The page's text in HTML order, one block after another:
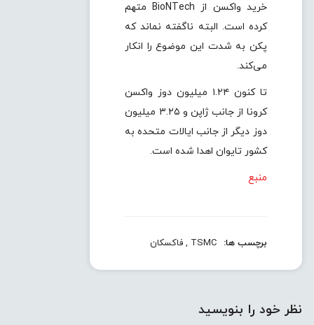
خرید واکسن از BioNTech متهم
کرده است. البته ناگفته نماند که
پکن به شدت این موضوع را انکار
می‌کند.
تا کنون ۱.۲۴ میلیون دوز واکسن
کرونا از جانب ژاپن و ۳.۲۵ میلیون
دوز دیگر از جانب ایالات متحده به
کشور تایوان اهدا شده است.
منبع
برچسب ها: TSMC
,فاکسکان
نظر خود را بنویسید